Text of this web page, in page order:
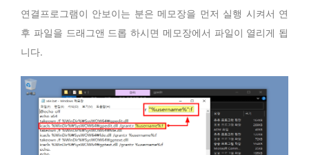
연결프로그램이 안보이는 분은 메모장을 먼저 실행 시켜서 연
후 파일을 드래그앤 드롭 하시면 메모장에서 파일이 열리게 됩
니다.